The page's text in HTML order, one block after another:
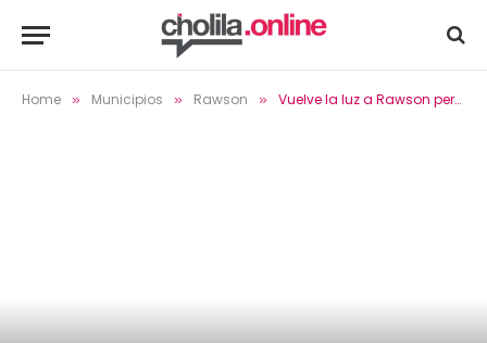
Home » Municipios » Rawson » Vuelve la luz a Rawson pero alertan por baja presión de agua